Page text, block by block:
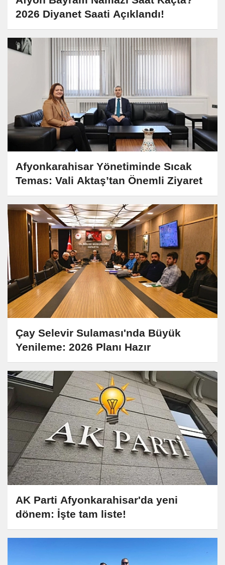
2026 Diyanet Saati Açıklandı!
Afyonkarahisar Yönetiminde Sıcak
Temas: Vali Aktaş’tan Önemli Ziyaret
Çay Selevir Sulaması'nda Büyük
Yenileme: 2026 Planı Hazır
AK Parti Afyonkarahisar'da yeni
dönem: İşte tam liste!